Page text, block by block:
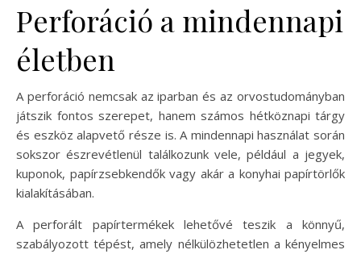
Perforáció a mindennapi
életben
A perforáció nemcsak az iparban és az orvostudományban
játszik fontos szerepet, hanem számos hétköznapi tárgy
és eszköz alapvető része is. A mindennapi használat során
sokszor észrevétlenül találkozunk vele, például a jegyek,
kuponok, papírzsebkendők vagy akár a konyhai papírtörlők
kialakításában.
A perforált papírtermékek lehetővé teszik a könnyű,
szabályozott tépést, amely nélkülözhetetlen a kényelmes